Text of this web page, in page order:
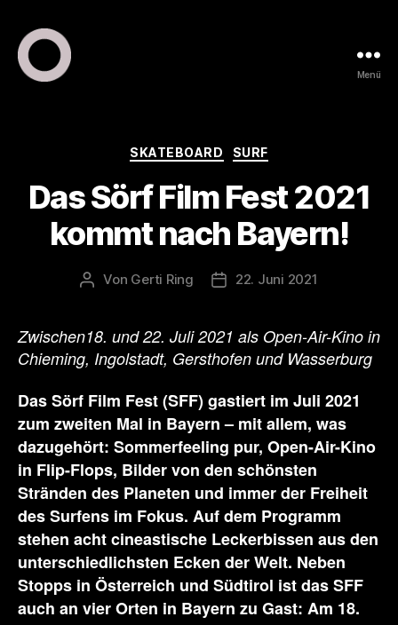
marketing
Menü
Kategorien
SKATEBOARD SURF
Das Sörf Film Fest 2021
kommt nach Bayern!
Beitragsautor
Von Gerti Ring Veröffentlichungsdatum
22. Juni 2021
Zwischen18. und 22. Juli 2021 als Open-Air-Kino in
Chieming, Ingolstadt, Gersthofen und Wasserburg
Das Sörf Film Fest (SFF) gastiert im Juli 2021
zum zweiten Mal in Bayern – mit allem, was
dazugehört: Sommerfeeling pur, Open-Air-Kino
in Flip-Flops, Bilder von den schönsten
Stränden des Planeten und immer der Freiheit
des Surfens im Fokus. Auf dem Programm
stehen acht cineastische Leckerbissen aus den
unterschiedlichsten Ecken der Welt. Neben
Stopps in Österreich und Südtirol ist das SFF
auch an vier Orten in Bayern zu Gast: Am 18.